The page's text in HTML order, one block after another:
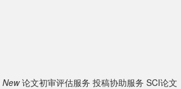
New 论文初审评估服务 投稿协助服务 SCI论文